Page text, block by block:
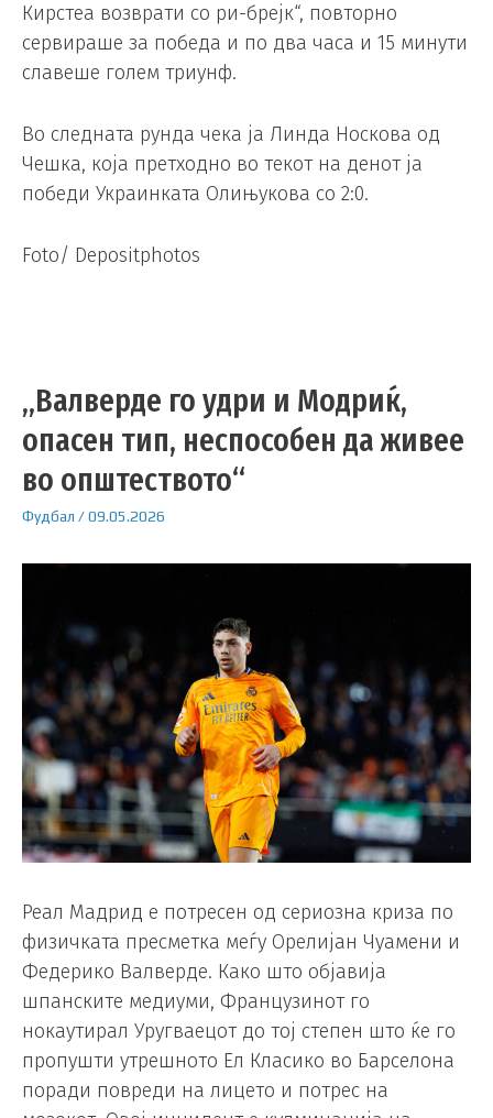
Кирстеа возврати со ри-брејк“, повторно
сервираше за победа и по два часа и 15 минути
славеше голем триунф.
Во следната рунда чека ја Линда Носкова од
Чешка, која претходно во текот на денот ја
победи Украинката Олињукова со 2:0.
Foto/ Depositphotos
„Валверде го удри и Модриќ,
опасен тип, неспособен да живее
во општеството“
Фудбал /09.05.2026
Реал Мадрид е потресен од сериозна криза по
физичката пресметка меѓу Орелијан Чуамени и
Федерико Валверде. Како што објавија
шпанските медиуми, Французинот го
нокаутирал Уругваецот до тој степен што ќе го
пропушти утрешното Ел Класико во Барселона
поради повреди на лицето и потрес на